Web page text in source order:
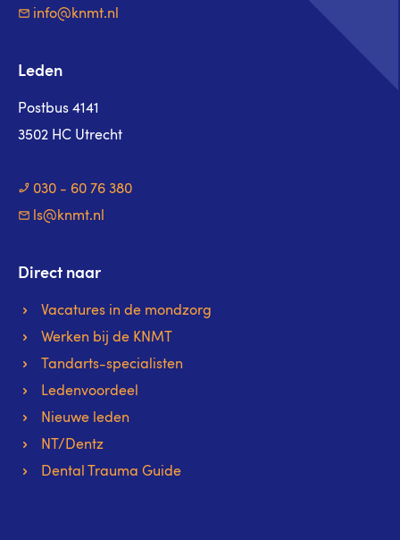
info@knmt.nl
Leden
Postbus 4141
3502 HC Utrecht
030 - 60 76 380
ls@knmt.nl
Direct naar
Vacatures in de mondzorg
Werken bij de KNMT
Tandarts-specialisten
Ledenvoordeel
Nieuwe leden
NT/Dentz
Dental Trauma Guide